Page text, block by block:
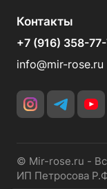
Контакты
+7 (916) 358-
info@mir-rose.ru
© Mir-rose.ru -
ИП Петросова